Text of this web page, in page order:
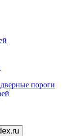
пороги